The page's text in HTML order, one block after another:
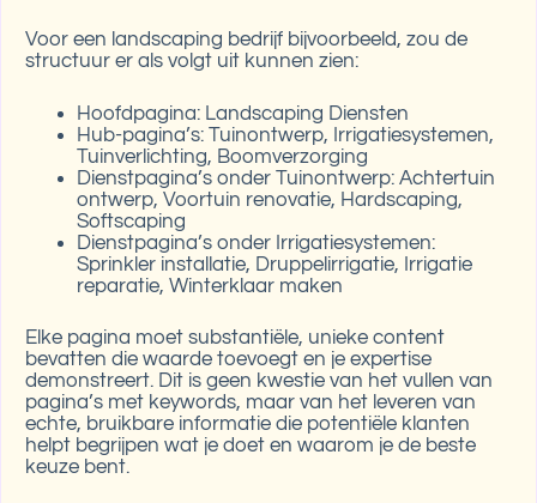
Voor een landscaping bedrijf bijvoorbeeld, zou de
structuur er als volgt uit kunnen zien:
Hoofdpagina: Landscaping Diensten
Hub-pagina’s: Tuinontwerp, Irrigatiesystemen,
Tuinverlichting, Boomverzorging
Dienstpagina’s onder Tuinontwerp: Achtertuin
ontwerp, Voortuin renovatie, Hardscaping,
Softscaping
Dienstpagina’s onder Irrigatiesystemen:
Sprinkler installatie, Druppelirrigatie, Irrigatie
reparatie, Winterklaar maken
Elke pagina moet substantiële, unieke content
bevatten die waarde toevoegt en je expertise
demonstreert. Dit is geen kwestie van het vullen van
pagina’s met keywords, maar van het leveren van
echte, bruikbare informatie die potentiële klanten
helpt begrijpen wat je doet en waarom je de beste
keuze bent.